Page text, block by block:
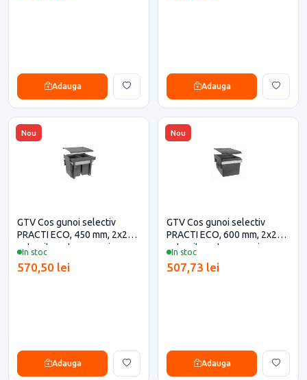
Adauga Adauga
Nou
In stoc
GTV Cos gunoi selectiv
PRACTI ECO, 450 mm, 2x20L,
antracit pentru casa si
570,50 lei
Adauga
Nou
In stoc
GTV Cos gunoi selectiv
PRACTI ECO, 600 mm, 2x27L,
antracit pentru casa si
507,73 lei
Adauga